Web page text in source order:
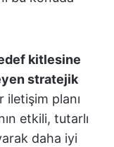
kitlesine
stratejik
iletişim planı
etkili, tutarlı
daha iyi